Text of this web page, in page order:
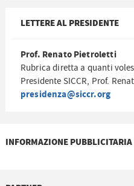
LETTERE AL PRESIDENTE
Prof. Renato Pietroletti
Rubrica diretta a quanti
Presidente SICCR, Prof.
presidenza@siccr.org
INFORMAZIONE PUBBLICITARIA